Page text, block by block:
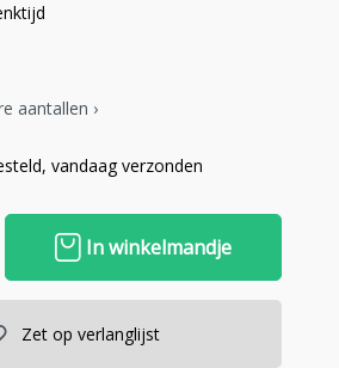
aantallen ›
vandaag verzonden
In winkelmandje
Zet op verlanglijst